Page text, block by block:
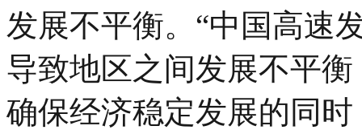
发展不平衡。“中国高速
导致地区之间发展不平
确保经济稳定发展的同